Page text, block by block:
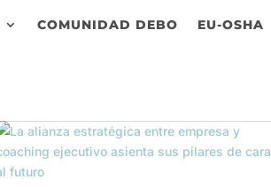
COMUNIDAD DEBO EU-OSHA